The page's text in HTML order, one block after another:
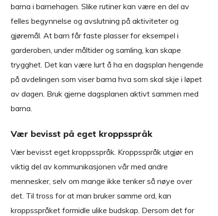
barna i barnehagen. Slike rutiner kan være en del av
felles begynnelse og avslutning på aktiviteter og
gjøremål. At barn får faste plasser for eksempel i
garderoben, under måltider og samling, kan skape
trygghet. Det kan være lurt å ha en dagsplan hengende
på avdelingen som viser barna hva som skal skje i løpet
av dagen. Bruk gjerne dagsplanen aktivt sammen med
barna.
Vær bevisst på eget kroppsspråk
Vær bevisst eget kroppsspråk. Kroppsspråk utgjør en
viktig del av kommunikasjonen vår med andre
mennesker, selv om mange ikke tenker så nøye over
det. Til tross for at man bruker samme ord, kan
kroppsspråket formidle ulike budskap. Dersom det for